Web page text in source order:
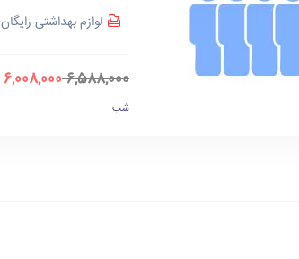
لوازم بهداشتی رایگان
6,588,000
6,008,000
شب